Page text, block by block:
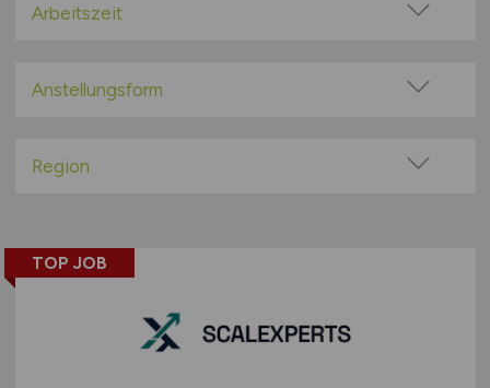
Home-Office möglich / Hybrid
Remote aus dem Ausland möglich
Arbeitszeit
Teilzeit
Anstellungsform
befristete Anstellung
Projektarbeit / Freelancer
geringfügige Beschäftigung / Minijob
Berufseinstieg / Trainee
Region
Berlin
TOP JOB